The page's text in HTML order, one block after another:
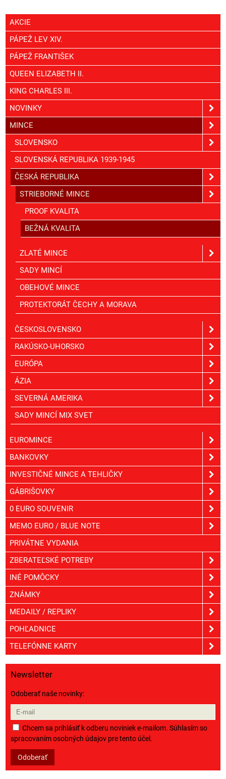
AKCIE
PÁPEŽ LEV XIV.
PÁPEŽ FRANTIŠEK
QUEEN ELIZABETH II.
KING CHARLES III.
NOVINKY
MINCE
SLOVENSKO
SLOVENSKÁ REPUBLIKA 1939-1945
ČESKÁ REPUBLIKA
STRIEBORNÉ MINCE
PROOF KVALITA
BEŽNÁ KVALITA
ZLATÉ MINCE
SADY MINCÍ
OBEHOVÉ MINCE
PROTEKTORÁT ČECHY A MORAVA
ČESKOSLOVENSKO
RAKÚSKO-UHORSKO
EURÓPA
ÁZIA
SEVERNÁ AMERIKA
SADY MINCÍ MIX SVET
EUROMINCE
BANKOVKY
INVESTIČNÉ MINCE A TEHLIČKY
GÁBRIŠOVKY
0 EURO SOUVENIR
MEMO EURO / BLUE NOTE
PRIVÁTNE VYDANIA
ZBERATEĽSKÉ POTREBY
INÉ POMÔCKY
ZNÁMKY
MEDAILY / REPLIKY
POHĽADNICE
TELEFÓNNE KARTY
Newsletter
Odoberať naše novinky:
Chcem sa prihlásiť k odberu noviniek e-mailom. Súhlasím so
spracovaním osobných údajov pre tento účel.
Odoberať